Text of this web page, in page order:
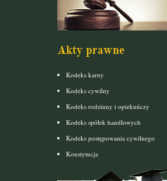
Akty prawne
Kodeks karny
Kodeks cywilny
Kodeks rodzinny i opiekuńczy
Kodeks spółek handlowych
Kodeks postępowania cywilnego
Konstytucja